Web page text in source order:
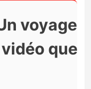
voyage
que